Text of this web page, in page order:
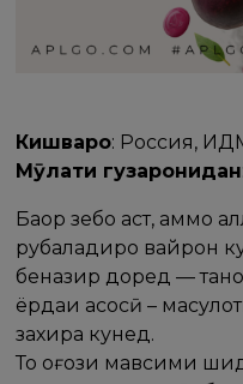
Кишварҳо: Россия,
Мӯҳлати гузаронидан
Баҳор зебо аст, аммо
руҳбаладиро вайрон
беназир доред —
ёрдаи асосӣ –
захира кунед.
То оғози мавсими